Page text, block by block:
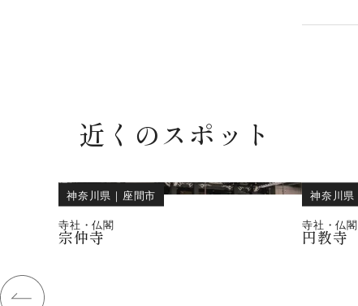
近くのスポット
神奈川県 ｜ 座間市
寺社・仏閣
宗仲寺
神奈川県
寺社・仏閣
円教寺